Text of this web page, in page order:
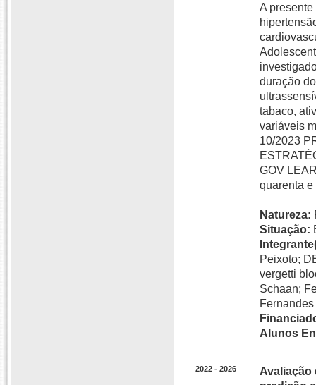
A
duração
tabaco,
variáveis
10/2023
GOV
quarenta
Natureza:
Situação:
Peixoto;
vergetti
Schaan;
Alunos
2022 - 2026
Avaliação